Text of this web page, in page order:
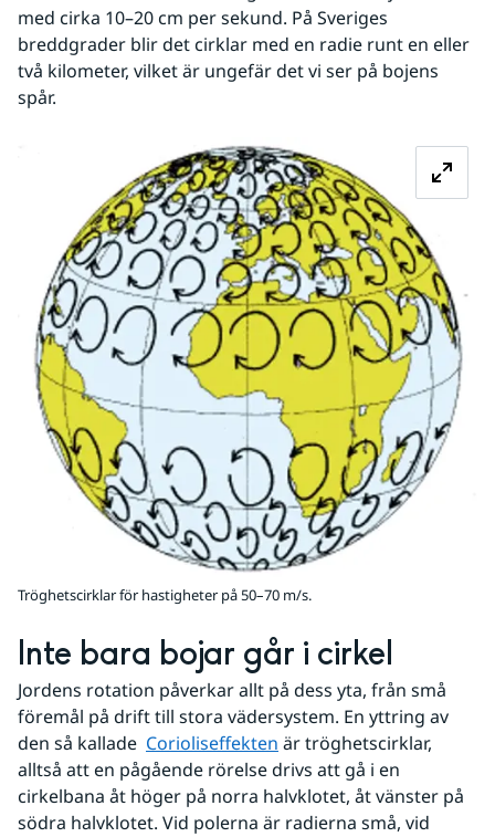
med cirka 10–20 cm per sekund. På Sveriges
breddgrader blir det cirklar med en radie runt en eller
två kilometer, vilket är ungefär det vi ser på bojens
spår.
Tröghetscirklar för hastigheter på 50–70 m/s.
Inte bara bojar går i cirkel
Jordens rotation påverkar allt på dess yta, från små
föremål på drift till stora vädersystem. En yttring av
den så kallade Corioliseffekten är tröghetscirklar,
alltså att en pågående rörelse drivs att gå i en
cirkelbana åt höger på norra halvklotet, åt vänster på
södra halvklotet. Vid polerna är radierna små, vid